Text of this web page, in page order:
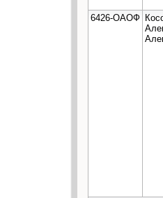
6426-ОАОФ